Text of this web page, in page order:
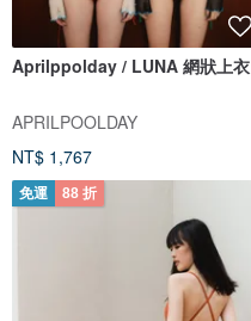
Aprilppolday / LUNA 網狀上衣
APRILPOOLDAY
NT$ 1,767
免運 88 折